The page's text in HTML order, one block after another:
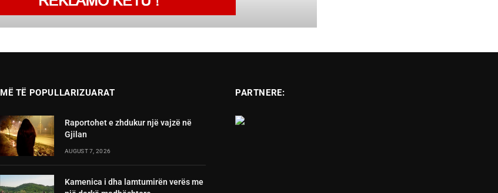
MË TË POPULLARIZUARAT
Raportohet e zhdukur një vajzë në
Gjilan
AUGUST 7, 2026
Kamenica i dha lamtumirën verës me
PARTNERE: